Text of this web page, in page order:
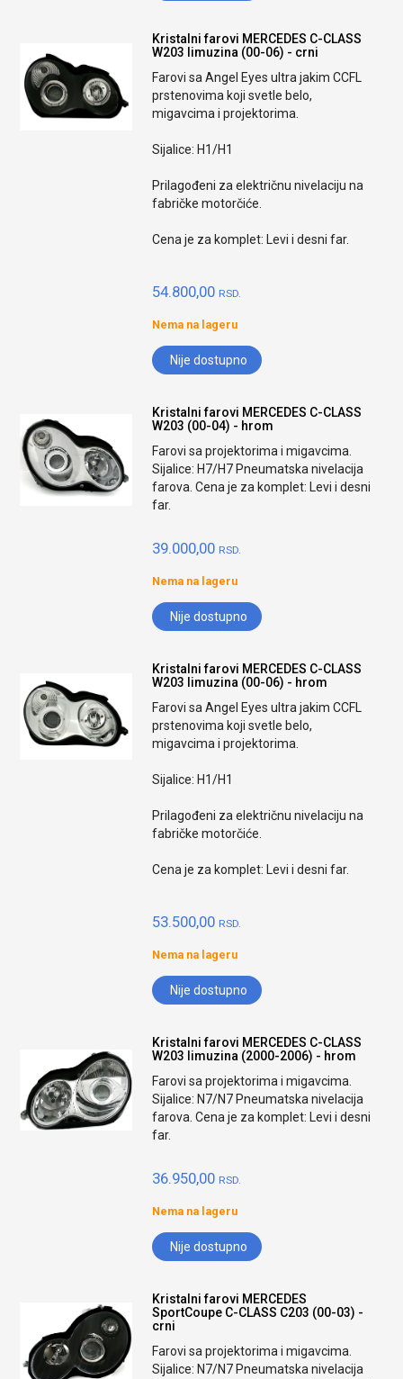
Kristalni farovi MERCEDES C-CLASS
W203 limuzina (00-06) - crni
Farovi sa Angel Eyes ultra jakim CCFL
prstenovima koji svetle belo,
migavcima i projektorima.
Sijalice: H1/H1
Prilagođeni za električnu nivelaciju na
fabričke motorčiće.
Cena je za komplet: Levi i desni far.
54.800,00 RSD.
Nema na lageru
Nije dostupno
Kristalni farovi MERCEDES C-CLASS
W203 (00-04) - hrom
Farovi sa projektorima i migavcima.
Sijalice: H7/H7 Pneumatska nivelacija
farova. Cena je za komplet: Levi i desni
far.
39.000,00 RSD.
Nema na lageru
Nije dostupno
Kristalni farovi MERCEDES C-CLASS
W203 limuzina (00-06) - hrom
Farovi sa Angel Eyes ultra jakim CCFL
prstenovima koji svetle belo,
migavcima i projektorima.
Sijalice: H1/H1
Prilagođeni za električnu nivelaciju na
fabričke motorčiće.
Cena je za komplet: Levi i desni far.
53.500,00 RSD.
Nema na lageru
Nije dostupno
Kristalni farovi MERCEDES C-CLASS
W203 limuzina (2000-2006) - hrom
Farovi sa projektorima i migavcima.
Sijalice: N7/N7 Pneumatska nivelacija
farova. Cena je za komplet: Levi i desni
far.
36.950,00 RSD.
Nema na lageru
Nije dostupno
Kristalni farovi MERCEDES
SportCoupe C-CLASS C203 (00-03) -
crni
Farovi sa projektorima i migavcima.
Sijalice: N7/N7 Pneumatska nivelacija